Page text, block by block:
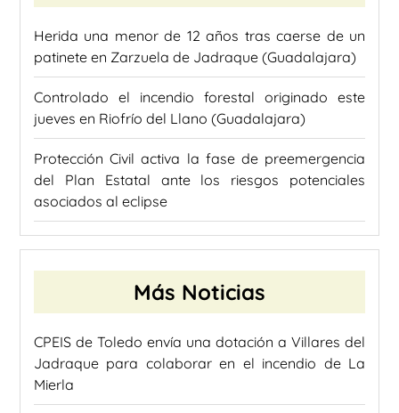
Herida una menor de 12 años tras caerse de un
patinete en Zarzuela de Jadraque (Guadalajara)
Controlado el incendio forestal originado este
jueves en Riofrío del Llano (Guadalajara)
Protección Civil activa la fase de preemergencia
del Plan Estatal ante los riesgos potenciales
asociados al eclipse
Más Noticias
CPEIS de Toledo envía una dotación a Villares del
Jadraque para colaborar en el incendio de La
Mierla